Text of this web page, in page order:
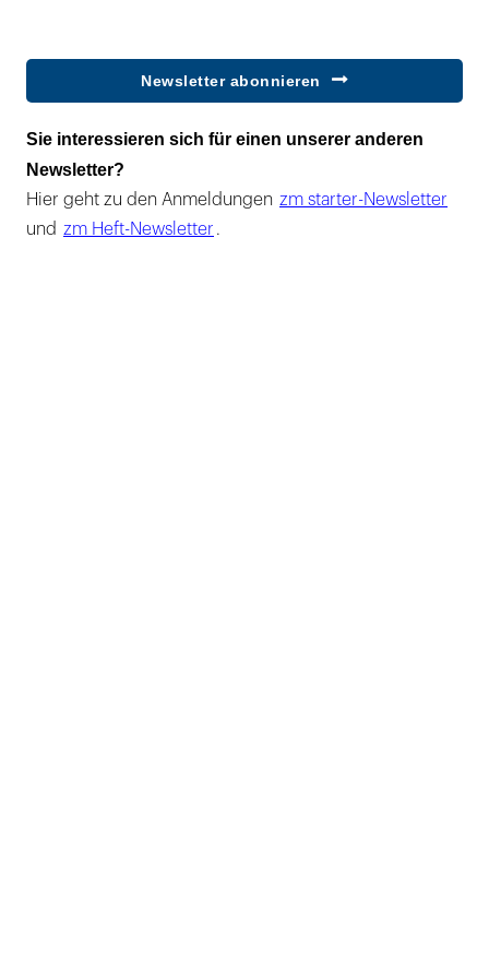
Newsletter abonnieren
Sie interessieren sich für einen unserer anderen
Newsletter?
Hier geht zu den Anmeldungen zm starter-Newsletter
und zm Heft-Newsletter .